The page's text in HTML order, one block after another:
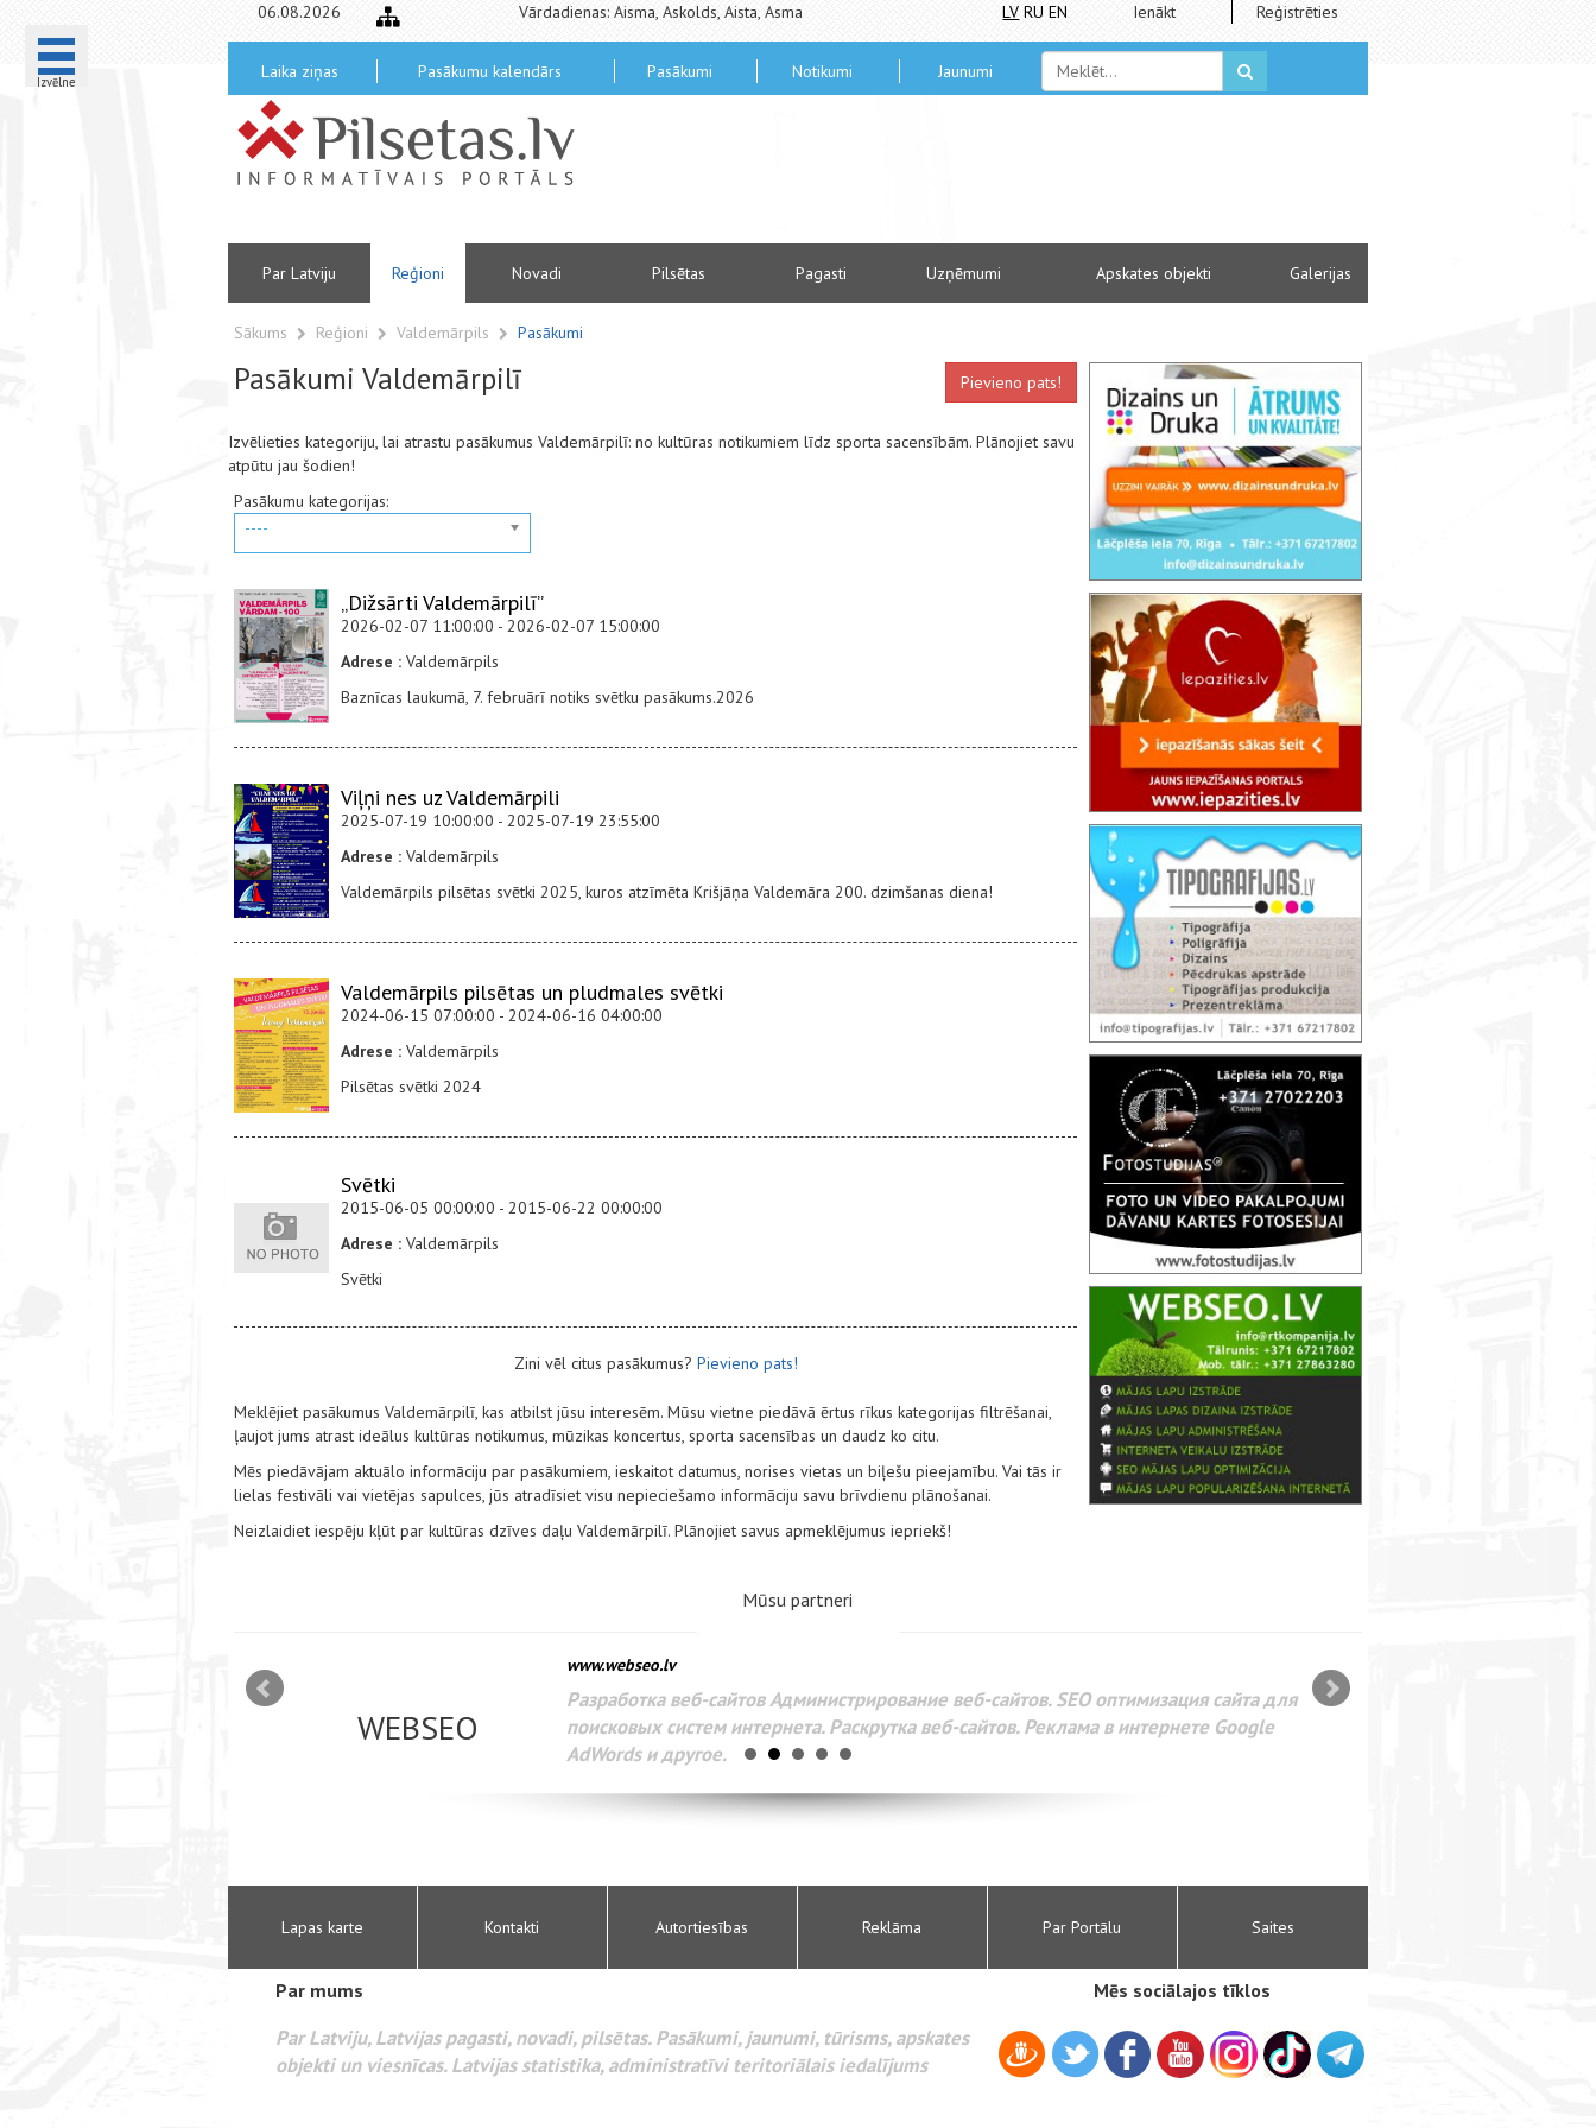
Izvēlne
06.08.2026 Vārdadienas: Aisma, Askolds, Aista, Asma LV RU EN Ienākt Reģistrēties
Laika ziņas Pasākumu kalendārs Pasākumi Notikumi Jaunumi
Par Latviju Reģioni Novadi Pilsētas Pagasti Uzņēmumi Apskates objekti Galerijas
Sākums Reģioni Valdemārpils Pasākumi
Pasākumi Valdemārpilī Pievieno pats!
Izvēlieties kategoriju, lai atrastu pasākumus Valdemārpilī: no kultūras notikumiem līdz sporta sacensībām. Plānojiet savu
atpūtu jau šodien!
Pasākumu kategorijas:
----
„Dižsārti Valdemārpilī”
2026-02-07 11:00:00 - 2026-02-07 15:00:00
Adrese : Valdemārpils
Baznīcas laukumā, 7. februārī notiks svētku pasākums.2026
Viļņi nes uz Valdemārpili
2025-07-19 10:00:00 - 2025-07-19 23:55:00
Adrese : Valdemārpils
Valdemārpils pilsētas svētki 2025, kuros atzīmēta Krišjāņa Valdemāra 200. dzimšanas diena!
Valdemārpils pilsētas un pludmales svētki
2024-06-15 07:00:00 - 2024-06-16 04:00:00
Adrese : Valdemārpils
Pilsētas svētki 2024
Svētki
2015-06-05 00:00:00 - 2015-06-22 00:00:00
Adrese : Valdemārpils
Svētki
Zini vēl citus pasākumus? Pievieno pats!
Meklējiet pasākumus Valdemārpilī, kas atbilst jūsu interesēm. Mūsu vietne piedāvā ērtus rīkus kategorijas filtrēšanai,
ļaujot jums atrast ideālus kultūras notikumus, mūzikas koncertus, sporta sacensības un daudz ko citu.
Mēs piedāvājam aktuālo informāciju par pasākumiem, ieskaitot datumus, norises vietas un biļešu pieejamību. Vai tās ir
lielas festivāli vai vietējas sapulces, jūs atradīsiet visu nepieciešamo informāciju savu brīvdienu plānošanai.
Neizlaidiet iespēju kļūt par kultūras dzīves daļu Valdemārpilī. Plānojiet savus apmeklējumus iepriekš!
Mūsu partneri
WEBSEO
www.webseo.lv
Разработка веб-сайтов Администрирование веб-сайтов. SEO оптимизация сайта для
поисковых систем интернета. Раскрутка веб-сайтов. Реклама в интернете Google
AdWords и другое.
Lapas karte Kontakti Autortiesības Reklāma Par Portālu Saites
Par mums
Par Latviju, Latvijas pagasti, novadi, pilsētas. Pasākumi, jaunumi, tūrisms, apskates
objekti un viesnīcas. Latvijas statistika, administratīvi teritoriālais iedalījums
Mēs sociālajos tīklos